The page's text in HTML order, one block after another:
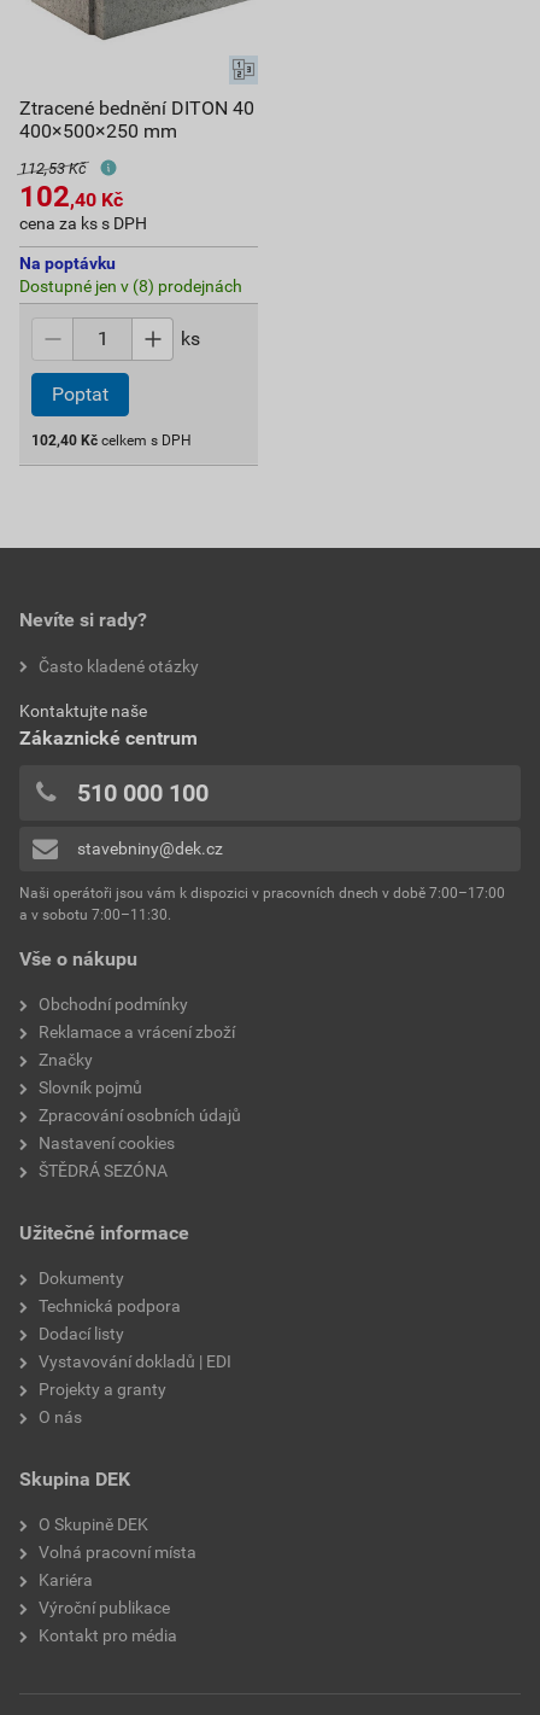
Ztracené bednění DITON 40
400×500×250 mm
112,53 Kč
102,40 Kč
cena za ks s DPH
Na poptávku
Dostupné jen v (8) prodejnách
ks
Poptat
102,40 Kč celkem s DPH
Vše o nákupu
Obchodní podmínky
Reklamace a vrácení zboží
Značky
Slovník pojmů
Zpracování osobních údajů
Nastavení cookies
ŠTĚDRÁ SEZÓNA
Užitečné informace
Dokumenty
Technická podpora
Dodací listy
Vystavování dokladů | EDI
Projekty a granty
O nás
Skupina DEK
O Skupině DEK
Volná pracovní místa
Kariéra
Výroční publikace
Kontakt pro média
Nevíte si rady?
Často kladené otázky
Kontaktujte naše
Zákaznické centrum
510 000 100
stavebniny@dek.cz
Naši operátoři jsou vám k dispozici v pracovních dnech v době 7:00–17:00
a v sobotu 7:00–11:30.